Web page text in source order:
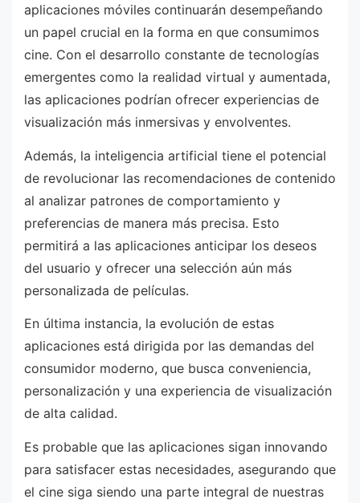
aplicaciones móviles continuarán desempeñando
un papel crucial en la forma en que consumimos
cine. Con el desarrollo constante de tecnologías
emergentes como la realidad virtual y aumentada,
las aplicaciones podrían ofrecer experiencias de
visualización más inmersivas y envolventes.
Además, la inteligencia artificial tiene el potencial
de revolucionar las recomendaciones de contenido
al analizar patrones de comportamiento y
preferencias de manera más precisa. Esto
permitirá a las aplicaciones anticipar los deseos
del usuario y ofrecer una selección aún más
personalizada de películas.
En última instancia, la evolución de estas
aplicaciones está dirigida por las demandas del
consumidor moderno, que busca conveniencia,
personalización y una experiencia de visualización
de alta calidad.
Es probable que las aplicaciones sigan innovando
para satisfacer estas necesidades, asegurando que
el cine siga siendo una parte integral de nuestras